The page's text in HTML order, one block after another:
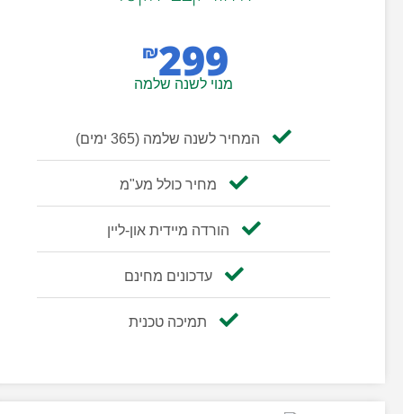
₪299
מנוי לשנה שלמה
המחיר לשנה שלמה (365 ימים)
מחיר כולל מע"מ
הורדה מיידית און-ליין
עדכונים מחינם
תמיכה טכנית